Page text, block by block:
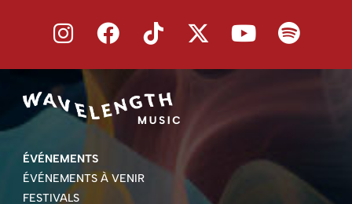
ÉVÉNEMENTS
ÉVÉNEMENTS À VENIR
FESTIVALS